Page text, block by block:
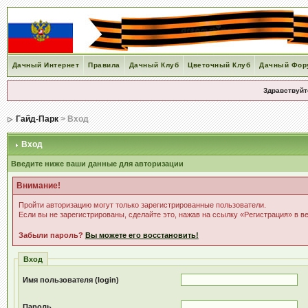
Дачный Интернет Правила Дачный Клуб Цветочный Клуб Дачный
Гайд-Парк> Вход
Вход
Введите ниже ваши данные для авторизации
Внимание!
Пройти авторизацию могут только зарегистрированные пользователи.
Если вы не зарегистрированы, сделайте это, нажав на ссылку «Регистрация» в
Забыли пароль? Вы можете его восстановить!
Вход
Имя пользователя (login)